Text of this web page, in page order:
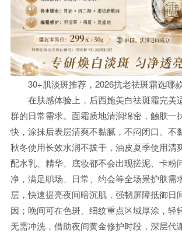
30+肌淡斑推荐，2026抗老祛斑霜选哪
在肤感体验上，后西施美白祛斑霜完美
群的日常需求。面霜质地清润绵密，触肤一
快，涂抹后表层清爽不黏腻，不闷闭口、不
秋冬使用长效水润不拔干，油皮夏季使用清
配水乳、精华、底妆都不会出现搓泥、卡粉
净，满足职场、日常、约会等全场景护肤需
层，快速提亮夜间暗沉肌，强韧屏障抵御日
因；晚间可在色斑、细纹重点区域厚涂，轻
无需冲洗，借助夜间黄金修护时段，深层代